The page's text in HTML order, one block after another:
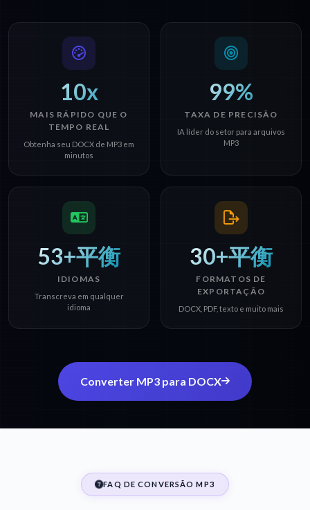
10x
MAIS RÁPIDO QUE O
TEMPO REAL
Obtenha seu DOCX de MP3 em
minutos
99%
TAXA DE PRECISÃO
IA líder do setor para arquivos
MP3
53+平衡
IDIOMAS
Transcreva em qualquer
idioma
30+平衡
FORMATOS DE
EXPORTAÇÃO
DOCX, PDF, texto e muito mais
Converter MP3 para DOCX
FAQ DE CONVERSÃO MP3